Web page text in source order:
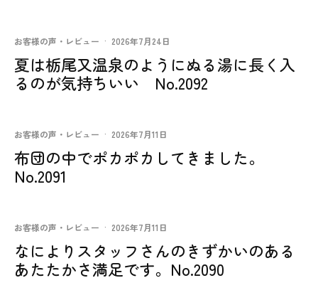
お客様の声・レビュー · 2026年7月24日
夏は栃尾又温泉のようにぬる湯に長く入
るのが気持ちいい No.2092
お客様の声・レビュー · 2026年7月11日
布団の中でポカポカしてきました。
No.2091
お客様の声・レビュー · 2026年7月11日
なによりスタッフさんのきずかいのある
あたたかさ満足です。No.2090